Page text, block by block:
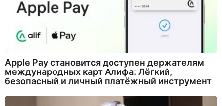
Apple Pay становится доступен держателям
международных карт Алифа: Лёгкий,
безопасный и личный платёжный инструмент